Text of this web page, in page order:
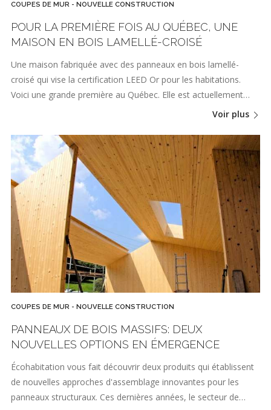
COUPES DE MUR - NOUVELLE CONSTRUCTION
POUR LA PREMIÈRE FOIS AU QUÉBEC, UNE
MAISON EN BOIS LAMELLÉ-CROISÉ
Une maison fabriquée avec des panneaux en bois lamellé-
croisé qui vise la certification LEED Or pour les habitations.
Voici une grande première au Québec. Elle est actuellement…
Voir plus
COUPES DE MUR - NOUVELLE CONSTRUCTION
PANNEAUX DE BOIS MASSIFS: DEUX
NOUVELLES OPTIONS EN ÉMERGENCE
Écohabitation vous fait découvrir deux produits qui établissent
de nouvelles approches d'assemblage innovantes pour les
panneaux structuraux. Ces dernières années, le secteur de…